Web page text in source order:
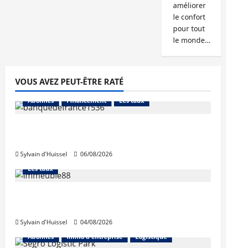
améliorer
le confort
pour tout
le monde…
VOUS AVEZ PEUT-ÊTRE RATÉ
Abonnés Financement Les taux
Sylvain d'Huissel 06/08/2026
Abonnés Financement
Les taux
Sylvain d'Huissel
04/08/2026
Abonnés
Immo d'entreprise Logistique